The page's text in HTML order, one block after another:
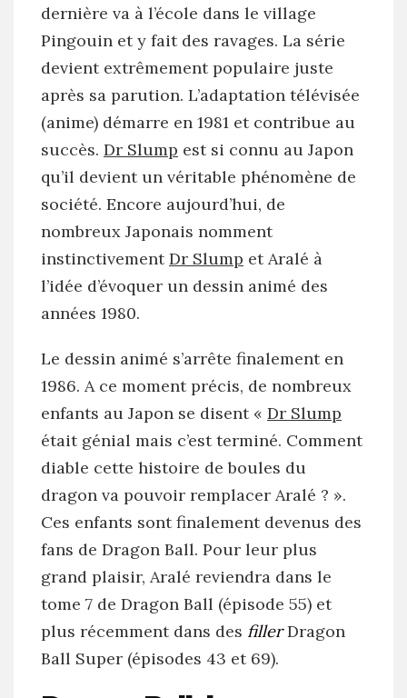
dernière va à l’école dans le village
Pingouin et y fait des ravages. La série
devient extrêmement populaire juste
après sa parution. L’adaptation télévisée
(anime) démarre en 1981 et contribue au
succès. Dr Slump est si connu au Japon
qu’il devient un véritable phénomène de
société. Encore aujourd’hui, de
nombreux Japonais nomment
instinctivementDr Slump et Aralé à
l’idée d’évoquer un dessin animé des
années 1980.
Le dessin animé s’arrête finalement en
1986. A ce moment précis, de nombreux
enfants au Japon se disent « Dr Slump
était génial mais c’est terminé. Comment
diable cette histoire de boules du
dragon va pouvoir remplacer Aralé ? ».
Ces enfants sont finalement devenus des
fans de Dragon Ball. Pour leur plus
grand plaisir, Aralé reviendra dans le
tome 7 de Dragon Ball (épisode 55) et
plus récemment dans des fillerDragon
Ball Super (épisodes 43 et 69).